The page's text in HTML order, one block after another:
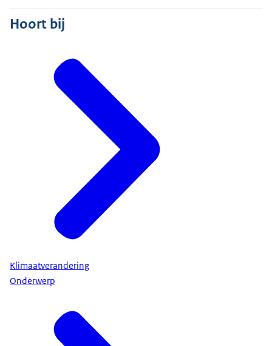
Hoort bij
Klimaatverandering
Onderwerp